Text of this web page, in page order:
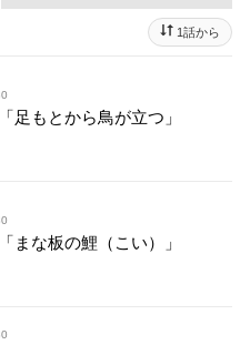
1話から
足もとから鳥が立つ」
まな板の鯉（こい）」